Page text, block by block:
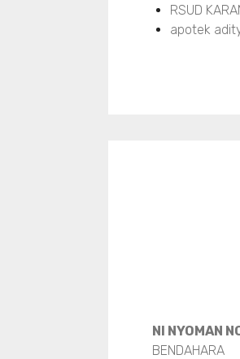
RSUD
apotek
NI NYOMAN
BENDAHARA